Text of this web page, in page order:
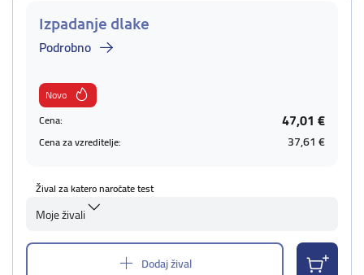
Izpadanje dlake
Podrobno
Novo
Cena:
47,01 €
Cena za vzreditelje: 37,61 €
Žival za katero naročate test
Moje živali
Dodaj žival